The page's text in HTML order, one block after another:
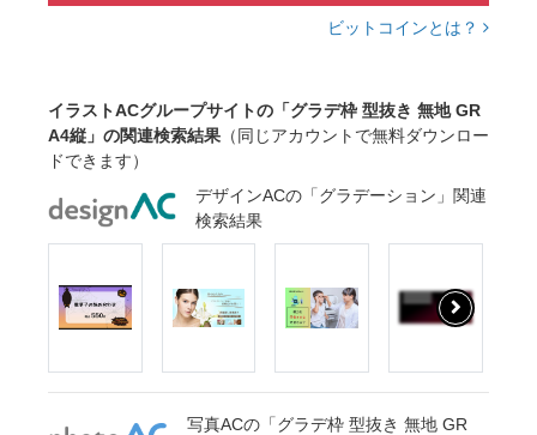
ビットコインとは？
イラストACグループサイトの「グラデ枠 型抜き 無地 GR
A4縦」の関連検索結果 （同じアカウントで無料ダウンロー
ドできます）
デザインACの「グラデーション」関連
検索結果
写真ACの「グラデ枠 型抜き 無地 GR